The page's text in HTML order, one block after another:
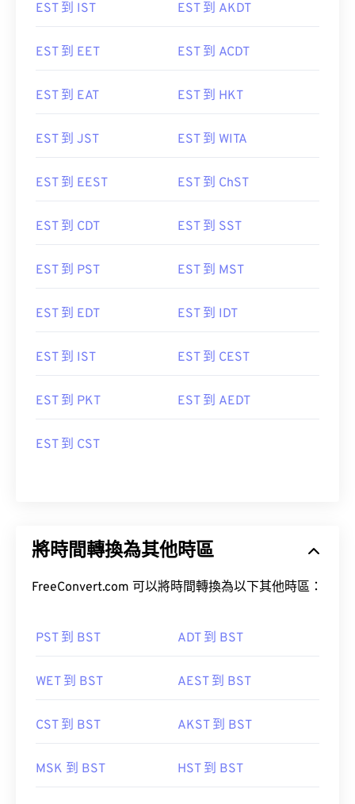
EST 到 IST EST 到 AKDT
EST 到 EET EST 到 ACDT
EST 到 EAT EST 到 HKT
EST 到 JST EST 到 WITA
EST 到 EEST EST 到 ChST
EST 到 CDT EST 到 SST
EST 到 PST EST 到 MST
EST 到 EDT EST 到 IDT
EST 到 IST EST 到 CEST
EST 到 PKT EST 到 AEDT
EST 到 CST
將時間轉換為其他時區
FreeConvert.com 可以將時間轉換為以下其他時區：
PST 到 BST ADT 到 BST
WET 到 BST AEST 到 BST
CST 到 BST AKST 到 BST
MSK 到 BST HST 到 BST